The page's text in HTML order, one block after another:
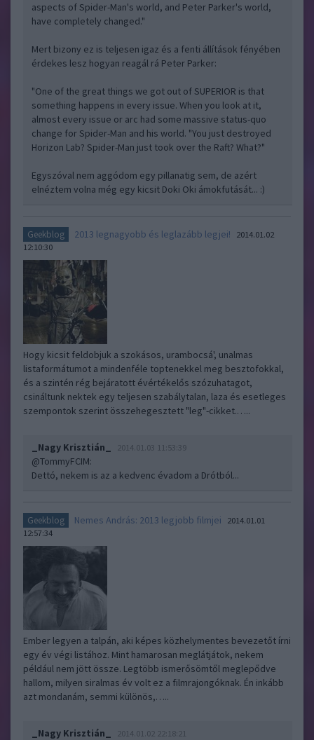
aspects of Spider-Man's world, and Peter Parker's world,
have completely changed."
Mert bizony ez is teljesen igaz és a fenti állítások fényében
érdekes lesz hogyan reagál rá Peter Parker:
"One of the great things we got out of SUPERIOR is that
something happens in every issue. When you look at it,
almost every issue or arc had some massive status-quo
change for Spider-Man and his world. "You just destroyed
Horizon Lab? Spider-Man just took over the Raft? What?"
Egyszóval nem aggódom egy pillanatig sem, de azért
elnéztem volna még egy kicsit Doki Oki ámokfutását... :)
Geekblog 2013 legnagyobb és leglazább legjei!
2014.01.02
12:10:30
Hogy kicsit feldobjuk a szokásos, urambocsá', unalmas
listaformátumot a mindenféle toptenekkel meg besztofokkal,
és a szintén rég bejáratott évértékelős szózuhatagot,
csináltunk nektek egy teljesen szabálytalan, laza és esetleges
szempontok szerint összehegesztett "leg"-cikket.…..
_Nagy Krisztián_ 2014.01.03 11:53:39
@TommyFCIM:
Dettó, nekem is az a kedvenc évadom a Drótból...
Geekblog Nemes András: 2013 legjobb filmjei
2014.01.01
12:57:34
Ember legyen a talpán, aki képes közhelymentes bevezetőt írni
egy év végi listához. Mint hamarosan meglátjátok, nekem
például nem jött össze. Legtöbb ismerősömtől meglepődve
hallom, milyen siralmas év volt ez a filmrajongóknak. Én inkább
azt mondanám, semmi különös,…..
_Nagy Krisztián_ 2014.01.02 22:18:21